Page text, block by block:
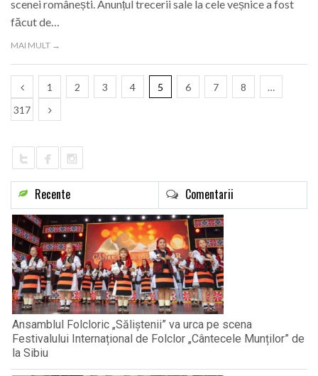
scenei românești. Anunțul trecerii sale la cele veșnice a fost
făcut de…
MAI MULT →
1 2 3 4 5 6 7 8
…
317
Recente Comentarii
Ansamblul Folcloric „Săliștenii” va urca pe scena
Festivalului Internațional de Folclor „Cântecele Munților” de
la Sibiu